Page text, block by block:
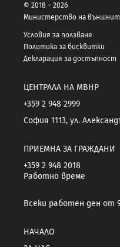
© 2018 – 2026
Министерство на
Условия за ползване
Политика за бисквитки
Декларация за достъпност
ЦЕНТРАЛА НА МВНР
+359 2 948 2999
София 1113, ул.
ПРИЕМНА ЗА ГРАЖДАНИ
+359 2 948 2018
Работно време
Всеки работен ден от 9
НАЧАЛО